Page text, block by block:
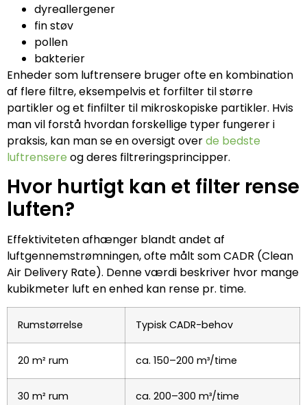
dyreallergener
fin støv
pollen
bakterier
Enheder som luftrensere bruger ofte en kombination
af flere filtre, eksempelvis et forfilter til større
partikler og et finfilter til mikroskopiske partikler. Hvis
man vil forstå hvordan forskellige typer fungerer i
praksis, kan man se en oversigt overde bedste
luftrensere og deres filtreringsprincipper.
Hvor hurtigt kan et filter rense
luften?
Effektiviteten afhænger blandt andet af
luftgennemstrømningen, ofte målt som CADR (Clean
Air Delivery Rate). Denne værdi beskriver hvor mange
kubikmeter luft en enhed kan rense pr. time.
Rumstørrelse Typisk CADR-behov
20 m² rum ca. 150–200 m³/time
30 m² rum ca. 200–300 m³/time